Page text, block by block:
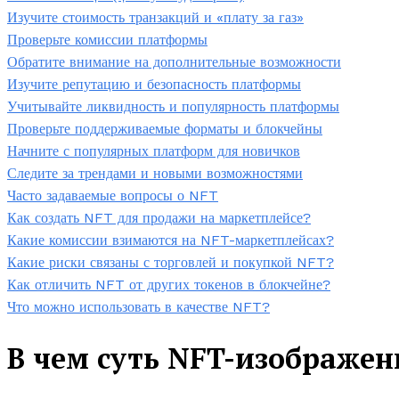
Изучите стоимость транзакций и «плату за газ»
Проверьте комиссии платформы
Обратите внимание на дополнительные возможности
Изучите репутацию и безопасность платформы
Учитывайте ликвидность и популярность платформы
Проверьте поддерживаемые форматы и блокчейны
Начните с популярных платформ для новичков
Следите за трендами и новыми возможностями
Часто задаваемые вопросы о NFT
Как создать NFT для продажи на маркетплейсе?
Какие комиссии взимаются на NFT-маркетплейсах?
Какие риски связаны с торговлей и покупкой NFT?
Как отличить NFT от других токенов в блокчейне?
Что можно использовать в качестве NFT?
В чем суть NFT-